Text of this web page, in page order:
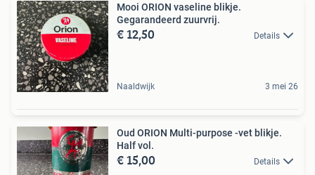
Mooi ORION vaseline blikje.
Gegarandeerd zuurvrij.
€ 12,50 Details
Naaldwijk 3 mei 26
Oud ORION Multi-purpose -vet blikje.
Half vol.
€ 15,00 Details